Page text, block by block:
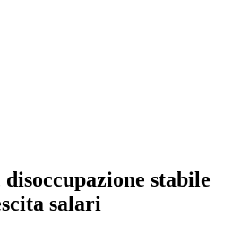
stabile
salari